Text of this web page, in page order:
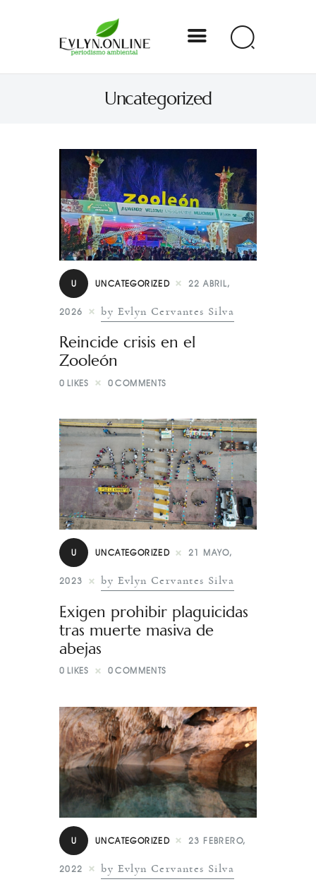
Uncategorized
Evlyn Online
Periodismo para autogobernarse
Internacional
Nacional
Estados
Especial
U UNCATEGORIZED 22 ABRIL,
2026 by Evlyn Cervantes Silva
Reincide crisis en el
Zooleón
0 LIKES 0 COMMENTS
U UNCATEGORIZED 21 MAYO,
2023 by Evlyn Cervantes Silva
Exigen prohibir plaguicidas
tras muerte masiva de
abejas
0 LIKES 0 COMMENTS
U UNCATEGORIZED 23 FEBRERO,
2022 by Evlyn Cervantes Silva